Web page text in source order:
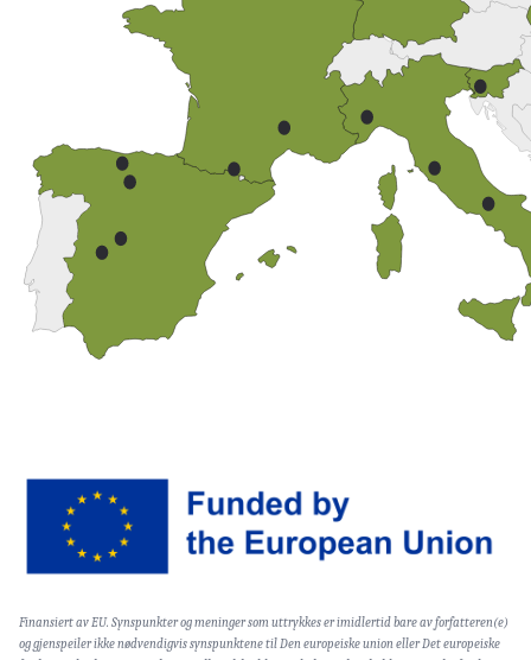
Image
Text
(optional)
Finansiert av EU. Synspunkter og meninger som uttrykkes er imidlertid bare av forfatteren(e)
og gjenspeiler ikke nødvendigvis synspunktene til Den europeiske union eller Det europeiske